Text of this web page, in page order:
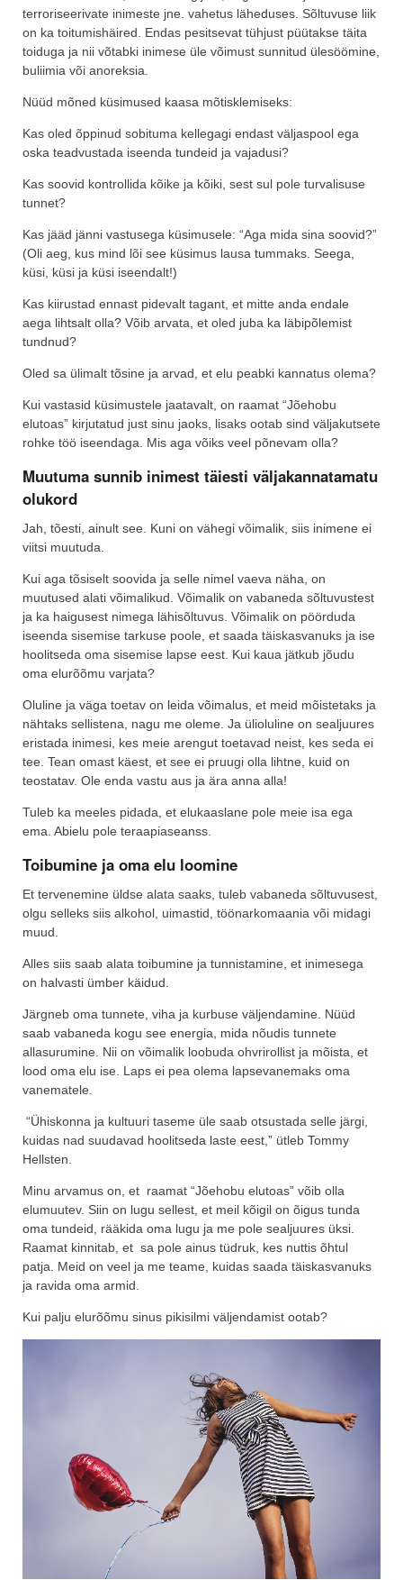
terroriseerivate inimeste jne. vahetus läheduses. Sõltuvuse liik
on ka toitumishäired. Endas pesitsevat tühjust püütakse täita
toiduga ja nii võtabki inimese üle võimust sunnitud ülesöömine,
buliimia või anoreksia.
Nüüd mõned küsimused kaasa mõtisklemiseks:
Kas oled õppinud sobituma kellegagi endast väljaspool ega
oska teadvustada iseenda tundeid ja vajadusi?
Kas soovid kontrollida kõike ja kõiki, sest sul pole turvalisuse
tunnet?
Kas jääd jänni vastusega küsimusele: “Aga mida sina soovid?”
(Oli aeg, kus mind lõi see küsimus lausa tummaks. Seega,
küsi, küsi ja küsi iseendalt!)
Kas kiirustad ennast pidevalt tagant, et mitte anda endale
aega lihtsalt olla? Võib arvata, et oled juba ka läbipõlemist
tundnud?
Oled sa ülimalt tõsine ja arvad, et elu peabki kannatus olema?
Kui vastasid küsimustele jaatavalt, on raamat “Jõehobu
elutoas” kirjutatud just sinu jaoks, lisaks ootab sind väljakutsete
rohke töö iseendaga. Mis aga võiks veel põnevam olla?
Muutuma sunnib inimest täiesti väljakannatamatu
olukord
Jah, tõesti, ainult see. Kuni on vähegi võimalik, siis inimene ei
viitsi muutuda.
Kui aga tõsiselt soovida ja selle nimel vaeva näha, on
muutused alati võimalikud. Võimalik on vabaneda sõltuvustest
ja ka haigusest nimega lähisõltuvus. Võimalik on pöörduda
iseenda sisemise tarkuse poole, et saada täiskasvanuks ja ise
hoolitseda oma sisemise lapse eest. Kui kaua jätkub jõudu
oma elurõõmu varjata?
Oluline ja väga toetav on leida võimalus, et meid mõistetaks ja
nähtaks sellistena, nagu me oleme. Ja ülioluline on sealjuures
eristada inimesi, kes meie arengut toetavad neist, kes seda ei
tee. Tean omast käest, et see ei pruugi olla lihtne, kuid on
teostatav. Ole enda vastu aus ja ära anna alla!
Tuleb ka meeles pidada, et elukaaslane pole meie isa ega
ema. Abielu pole teraapiaseanss.
Toibumine ja oma elu loomine
Et tervenemine üldse alata saaks, tuleb vabaneda sõltuvusest,
olgu selleks siis alkohol, uimastid, töönarkomaania või midagi
muud.
Alles siis saab alata toibumine ja tunnistamine, et inimesega
on halvasti ümber käidud.
Järgneb oma tunnete, viha ja kurbuse väljendamine. Nüüd
saab vabaneda kogu see energia, mida nõudis tunnete
allasurumine. Nii on võimalik loobuda ohvrirollist ja mõista, et
lood oma elu ise. Laps ei pea olema lapsevanemaks oma
vanematele.
“Ühiskonna ja kultuuri taseme üle saab otsustada selle järgi,
kuidas nad suudavad hoolitseda laste eest,” ütleb Tommy
Hellsten.
Minu arvamus on, et raamat “Jõehobu elutoas” võib olla
elumuutev. Siin on lugu sellest, et meil kõigil on õigus tunda
oma tundeid, rääkida oma lugu ja me pole sealjuures üksi.
Raamat kinnitab, et sa pole ainus tüdruk, kes nuttis õhtul
patja. Meid on veel ja me teame, kuidas saada täiskasvanuks
ja ravida oma armid.
Kui palju elurõõmu sinus pikisilmi väljendamist ootab?